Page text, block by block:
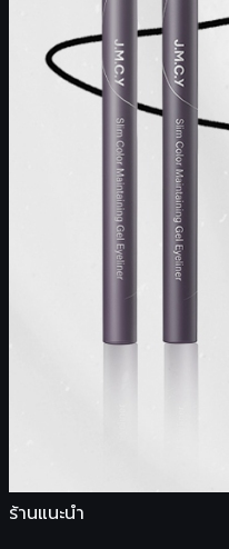
ร้านแนะนำ